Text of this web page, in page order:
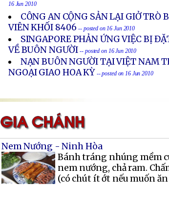
16 Jun 2010
CÔNG AN CỘNG SẢN LẠI GIỞ TRÒ
VIÊN KHỐI 8406 -- posted on 16 Jun 2010
SINGAPORE PHẢN ỨNG VIỆC BỊ
VỀ BUÔN NGƯỜI -- posted on 16 Jun 2010
NẠN BUÔN NGƯỜI TẠI VIỆT NAM
NGOẠI GIAO HOA KỲ -- posted on 16 Jun 2010
Nem Nướng - Ninh Hòa
Bánh tráng nhúng mềm
nem nướng, chả ram.
(có chút ít ớt nếu muốn ăn